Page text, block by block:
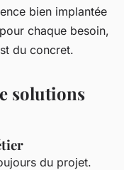
bien implantée
chaque besoin,
du concret.
solutions
du projet.